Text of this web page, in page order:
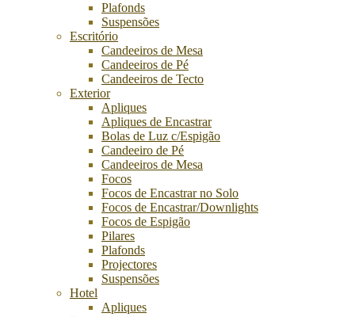
Plafonds
Suspensões
Escritório
Candeeiros de Mesa
Candeeiros de Pé
Candeeiros de Tecto
Exterior
Apliques
Apliques de Encastrar
Bolas de Luz c/Espigão
Candeeiro de Pé
Candeeiros de Mesa
Focos
Focos de Encastrar no Solo
Focos de Encastrar/Downlights
Focos de Espigão
Pilares
Plafonds
Projectores
Suspensões
Hotel
Apliques